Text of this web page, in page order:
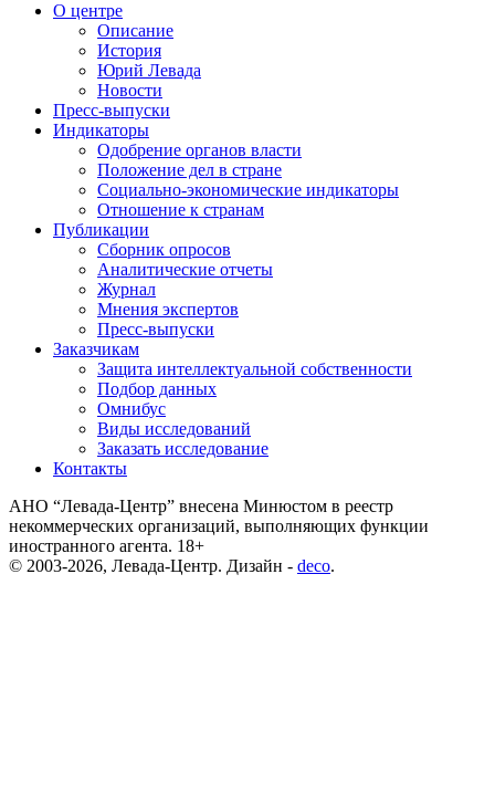
О центре
Описание
История
Юрий Левада
Новости
Пресс-выпуски
Индикаторы
Одобрение органов власти
Положение дел в стране
Социально-экономические индикаторы
Отношение к странам
Публикации
Сборник опросов
Аналитические отчеты
Журнал
Мнения экспертов
Пресс-выпуски
Заказчикам
Защита интеллектуальной собственности
Подбор данных
Омнибус
Виды исследований
Заказать исследование
Контакты
АНО “Левада-Центр” внесена Минюстом в реестр
некоммерческих организаций, выполняющих функции
иностранного агента. 18+
© 2003-2026, Левада-Центр. Дизайн - deco.